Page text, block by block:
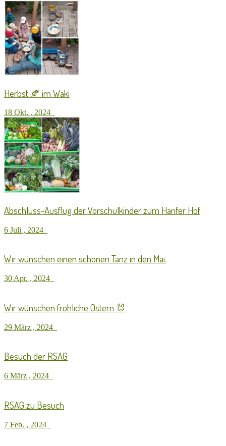
Herbst 🍂 im Waki
18 Okt. , 2024
Abschluss-Ausflug der Vorschulkinder zum Hanfer Hof
6 Juli , 2024
Wir wünschen einen schönen Tanz in den Mai.
30 Apr. , 2024
Wir wünschen fröhliche Ostern 🐰
29 März , 2024
Besuch der RSAG
6 März , 2024
RSAG zu Besuch
7 Feb. , 2024